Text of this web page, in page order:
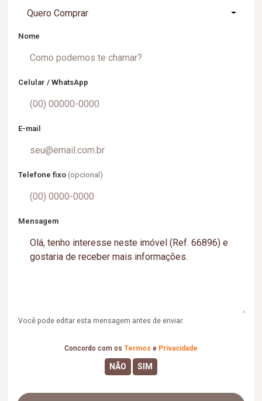
Quero Comprar
Nome
Celular / WhatsApp
E-mail
Telefone fixo (opcional)
Mensagem
Você pode editar esta mensagem antes de enviar.
Concordo com os Termos e Privacidade